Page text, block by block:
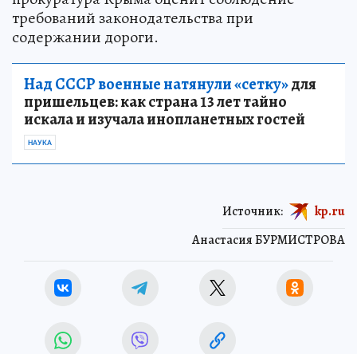
требований законодательства при
содержании дороги.
Над СССР военные натянули «сетку»для
пришельцев: как страна 13 лет тайно
искала и изучала инопланетных гостей
НАУКА
Анастасия БУРМИСТРОВА
Источник: kp.ru